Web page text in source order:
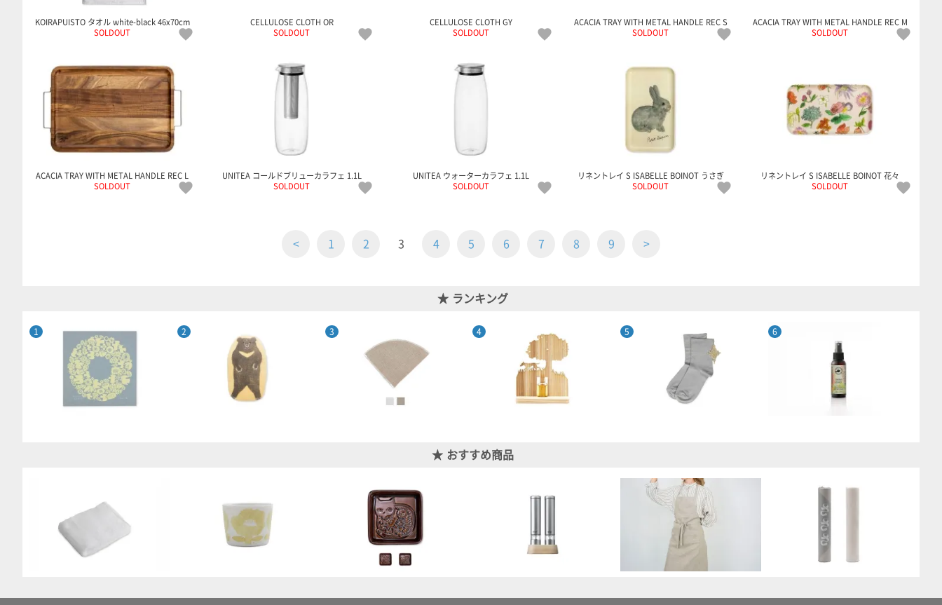
KOIRAPUISTO タオル white-black 46x70cm
SOLDOUT
CELLULOSE CLOTH OR
SOLDOUT
CELLULOSE CLOTH GY
SOLDOUT
ACACIA TRAY WITH METAL HANDLE REC S
SOLDOUT
ACACIA TRAY WITH METAL HANDLE REC M
SOLDOUT
ACACIA TRAY WITH METAL HANDLE REC L
SOLDOUT
UNITEA コールドブリューカラフェ 1.1L
SOLDOUT
UNITEA ウォーターカラフェ 1.1L
SOLDOUT
リネントレイ S ISABELLE BOINOT うさぎ
SOLDOUT
リネントレイ S ISABELLE BOINOT 花々
SOLDOUT
< 1 2 3 4 5 6 7 8 9 >
ランキング
おすすめ商品